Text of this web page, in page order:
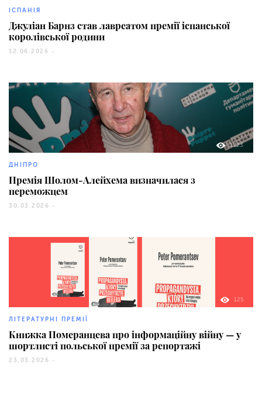
ІСПАНІЯ
Джуліан Барнз став лавреатом премії іспанської
королівської родини
12.06.2026 -
1223
ДНІПРО
Премія Шолом-Алейхема визначилася з
переможцем
30.03.2026 -
125
ЛІТЕРАТУРНІ ПРЕМІЇ
Книжка Померанцева про інформаційну війну — у
шортлисті польської премії за репортажі
23.03.2026 -